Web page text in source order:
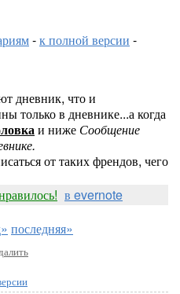
-к полной версии -
дневник, что и
только в дневнике...а когда
и ниже Сообщение
от таких френдов, чего
в evernote
последняя»